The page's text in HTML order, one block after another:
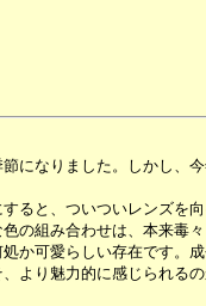
になりました。しかし、
ると、ついついレンズを
の組み合わせは、本来毒
か可愛らしい存在です。
より魅力的に感じられる